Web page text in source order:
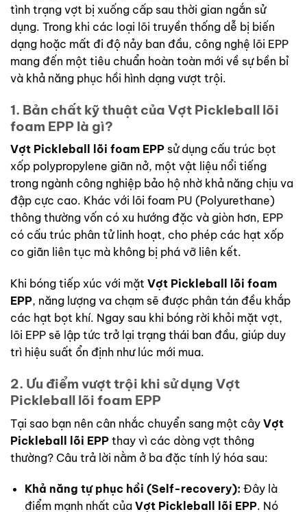
tình trạng vợt bị xuống cấp sau thời gian ngắn sử
dụng. Trong khi các loại lõi truyền thống dễ bị biến
dạng hoặc mất đi độ nảy ban đầu, công nghệ lõi EPP
mang đến một tiêu chuẩn hoàn toàn mới về sự bền bỉ
và khả năng phục hồi hình dạng vượt trội.
1. Bản chất kỹ thuật của Vợt Pickleball lõi
foam EPP là gì?
Vợt Pickleball lõi foam EPP sử dụng cấu trúc bọt
xốp polypropylene giãn nở, một vật liệu nổi tiếng
trong ngành công nghiệp bảo hộ nhờ khả năng chịu va
đập cực cao. Khác với lõi foam PU (Polyurethane)
thông thường vốn có xu hướng đặc và giòn hơn, EPP
có cấu trúc phân tử linh hoạt, cho phép các hạt xốp
co giãn liên tục mà không bị phá vỡ liên kết.
Khi bóng tiếp xúc với mặt Vợt Pickleball lõi foam
EPP, năng lượng va chạm sẽ được phân tán đều khắp
các hạt bọt khí. Ngay sau khi bóng rời khỏi mặt vợt,
lõi EPP sẽ lập tức trở lại trạng thái ban đầu, giúp duy
trì hiệu suất ổn định như lúc mới mua.
2. Ưu điểm vượt trội khi sử dụng Vợt
Pickleball lõi foam EPP
Tại sao bạn nên cân nhắc chuyển sang một cây Vợt
Pickleball lõi EPP thay vì các dòng vợt thông
thường? Câu trả lời nằm ở ba đặc tính lý hóa sau:
Khả năng tự phục hồi (Self-recovery): Đây là
điểm mạnh nhất của Vợt Pickleball lõi EPP. Nó